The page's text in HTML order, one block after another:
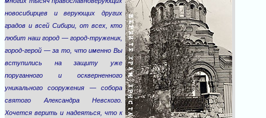
новосибирцев и верующих других
градов и всей Сибири, от всех, кто
любит наш город — город-труженик,
город-герой — за то, что именно Вы
вступились на защиту уже
поруганного и оскверненного
уникального сооружения — собора
святого Александра Невского.
Хочется верить и надеяться, что к